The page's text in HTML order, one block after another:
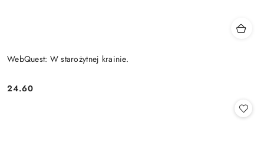
WebQuest: W starożytnej krainie.
Cena:
24.60